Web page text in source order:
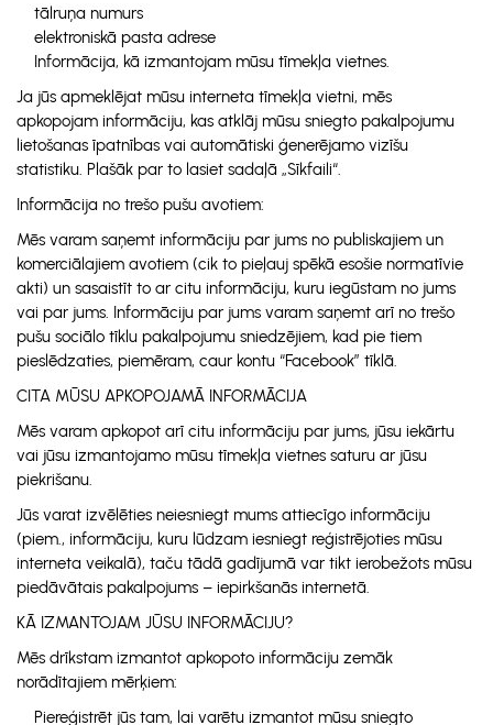
tālruņa numurs
elektroniskā pasta adrese
Informācija, kā izmantojam mūsu tīmekļa vietnes.
Ja jūs apmeklējat mūsu interneta tīmekļa vietni, mēs
apkopojam informāciju, kas atklāj mūsu sniegto pakalpojumu
lietošanas īpatnības vai automātiski ģenerējamo vizīšu
statistiku. Plašāk par to lasiet sadaļā „Sīkfaili“.
Informācija no trešo pušu avotiem:
Mēs varam saņemt informāciju par jums no publiskajiem un
komerciālajiem avotiem (cik to pieļauj spēkā esošie normatīvie
akti) un sasaistīt to ar citu informāciju, kuru iegūstam no jums
vai par jums. Informāciju par jums varam saņemt arī no trešo
pušu sociālo tīklu pakalpojumu sniedzējiem, kad pie tiem
pieslēdzaties, piemēram, caur kontu “Facebook” tīklā.
CITA MŪSU APKOPOJAMĀ INFORMĀCIJA
Mēs varam apkopot arī citu informāciju par jums, jūsu iekārtu
vai jūsu izmantojamo mūsu tīmekļa vietnes saturu ar jūsu
piekrišanu.
Jūs varat izvēlēties neiesniegt mums attiecīgo informāciju
(piem., informāciju, kuru lūdzam iesniegt reģistrējoties mūsu
interneta veikalā), taču tādā gadījumā var tikt ierobežots mūsu
piedāvātais pakalpojums – iepirkšanās internetā.
KĀ IZMANTOJAM JŪSU INFORMĀCIJU?
Mēs drīkstam izmantot apkopoto informāciju zemāk
norādītajiem mērķiem:
Piereģistrēt jūs tam, lai varētu izmantot mūsu sniegto